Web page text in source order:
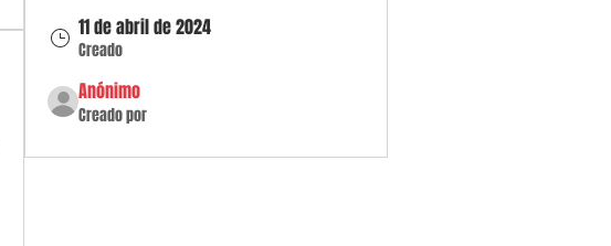
11 de abril de 2024
Creado
Anónimo
Creado por